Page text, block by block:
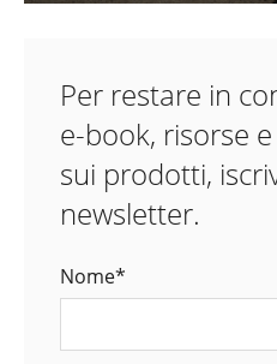
Per restare in
e-book, risorse
sui prodotti,
newsletter.
Nome*